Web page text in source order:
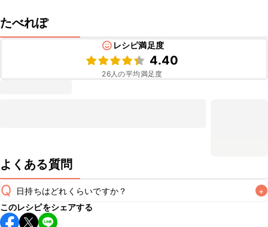
たべれぽ
レシピ満足度
4.40
26人の平均満足度
よくある質問
Q 日持ちはどれくらいですか？ +
保存期間は冷蔵で当日中が目安です。なるべくお早めにお召
このレシピをシェアする